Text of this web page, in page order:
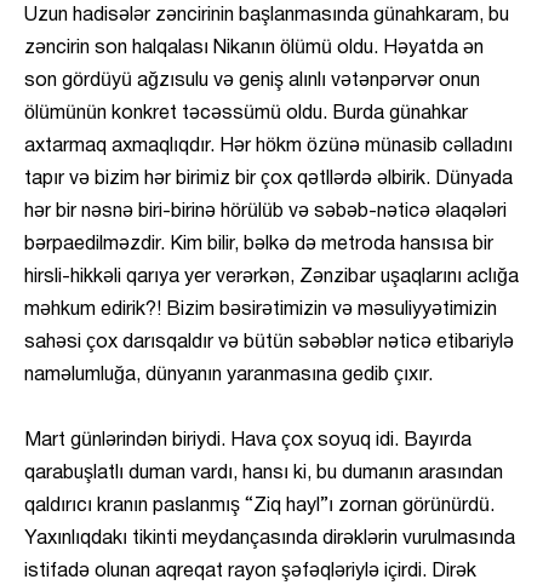
Uzun hadisələr zəncirinin başlanmasında günahkaram, bu
zəncirin son halqalası Nikanın ölümü oldu. Həyatda ən
son gördüyü ağzısulu və geniş alınlı vətənpərvər onun
ölümünün konkret təcəssümü oldu. Burda günahkar
axtarmaq axmaqlıqdır. Hər hökm özünə münasib cəlladını
tapır və bizim hər birimiz bir çox qətllərdə əlbirik. Dünyada
hər bir nəsnə biri-birinə hörülüb və səbəb-nəticə əlaqələri
bərpaedilməzdir. Kim bilir, bəlkə də metroda hansısa bir
hirsli-hikkəli qarıya yer verərkən, Zənzibar uşaqlarını aclığa
məhkum edirik?! Bizim bəsirətimizin və məsuliyyətimizin
sahəsi çox darısqaldır və bütün səbəblər nəticə etibariylə
naməlumluğa, dünyanın yaranmasına gedib çıxır.
Mart günlərindən biriydi. Hava çox soyuq idi. Bayırda
qarabuşlatlı duman vardı, hansı ki, bu dumanın arasından
qaldırıcı kranın paslanmış “Ziq hayl”ı zornan görünürdü.
Yaxınlıqdakı tikinti meydançasında dirəklərin vurulmasında
istifadə olunan aqreqat rayon şəfəqləriylə içirdi. Dirək